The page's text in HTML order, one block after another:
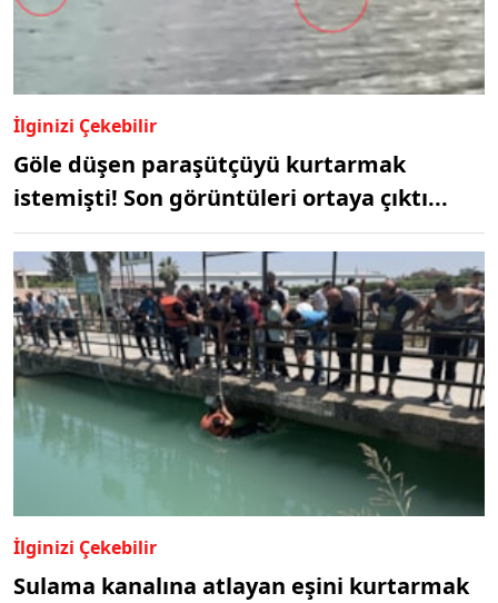
İlginizi Çekebilir
Göle düşen paraşütçüyü kurtarmak
istemişti! Son görüntüleri ortaya çıktı...
İlginizi Çekebilir
Sulama kanalına atlayan eşini kurtarmak